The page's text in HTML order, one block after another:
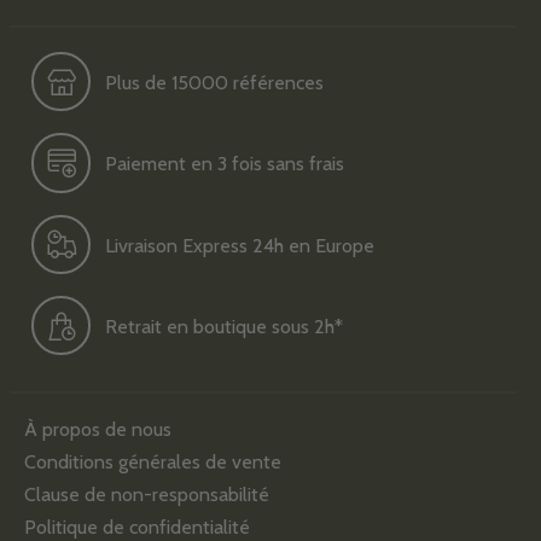
Plus de 15000 références
Paiement en 3 fois sans frais
Livraison Express 24h en Europe
Retrait en boutique sous 2h*
À propos de nous
Conditions générales de vente
Clause de non-responsabilité
Politique de confidentialité